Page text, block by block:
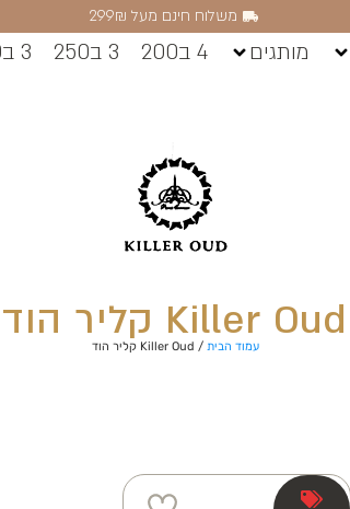
משלוח חינם מעל 299₪
מותגים 4 ב200 3 ב250 3 ב200
Killer Oud קליר הוד
עמוד הבית / Killer Oud קליר הוד